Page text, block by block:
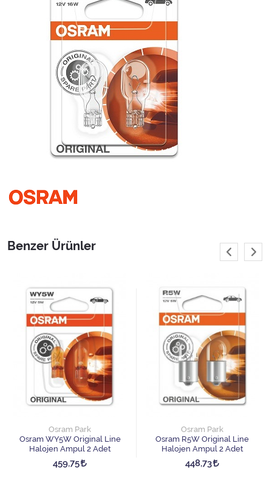
Benzer Ürünler
Osram Park
Osram WY5W Original Line
Halojen Ampul 2 Adet
459,75
Osram Park
Osram R5W Original Line
Halojen Ampul 2 Adet
448,73